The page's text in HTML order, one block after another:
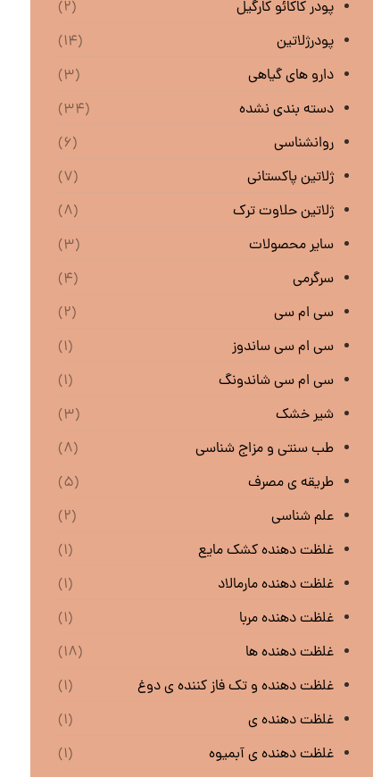
پودر کاکائو کارگیل
(۲)
پودرژلاتین
(۱۴)
دارو های گیاهی
(۳)
دسته بندی نشده
(۳۴)
روانشناسی
(۶)
ژلاتین پاکستانی
(۷)
ژلاتین حلاوت ترک
(۸)
سایر محصولات
(۳)
سرگرمی
(۴)
سی ام سی
(۲)
سی ام سی ساندوز
(۱)
سی ام سی شاندونگ
(۱)
شیر خشک
(۳)
طب سنتی و مزاج شناسی
(۸)
طریقه ی مصرف
(۵)
علم شناسی
(۲)
غلظت دهنده کشک مایع
(۱)
غلظت دهنده مارمالاد
(۱)
غلظت دهنده مربا
(۱)
غلظت دهنده ها
(۱۸)
غلظت دهنده و تک فاز کننده ی دوغ
(۱)
غلظت دهنده ی
(۱)
غلظت دهنده ی آبمیوه
(۱)